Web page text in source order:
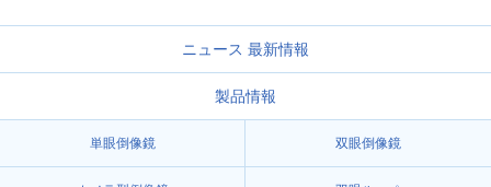
ニュース 最新情報
製品情報
単眼倒像鏡 双眼倒像鏡